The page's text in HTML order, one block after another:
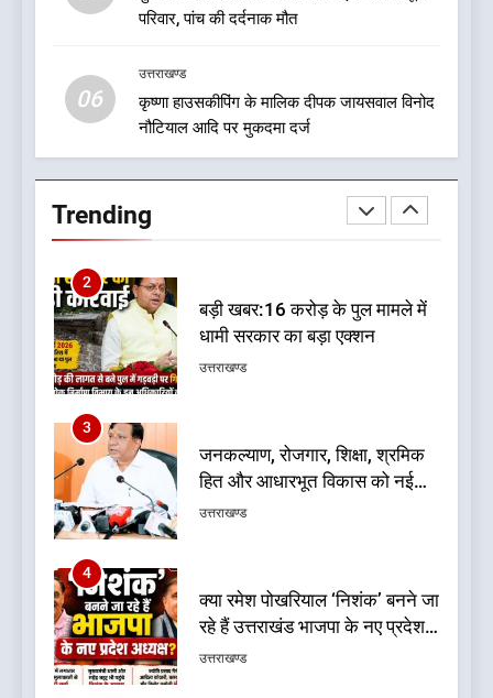
परिवार, पांच की दर्दनाक मौत
06
उत्तराखण्ड
कृष्णा हाउसकीपिंग के मालिक दीपक जायसवाल विनोद
नौटियाल आदि पर मुकदमा दर्ज
Trending
यंग उत्तराखंड सिने अवार्ड्स 2026:
धामी सरकार का बड़ा एक्शन
3
जनकल्याण, रोजगार, शिक्षा, श्रमिक
हित और आधारभूत विकास को नई
गति : धामी कैबिनेट के ऐतिहासिक
उत्तराखण्ड
4
क्या रमेश पोखरियाल ‘निशंक’ बनने जा
रहे हैं उत्तराखंड भाजपा के नए प्रदेश
अध्यक्ष? राजनीति के गलियारों में
उत्तराखण्ड
5
दुखद खबर:उत्तराखंड में मौत की खाई
में समाया पूरा परिवार, पांच की दर्दनाक
मौत
उत्तराखण्ड